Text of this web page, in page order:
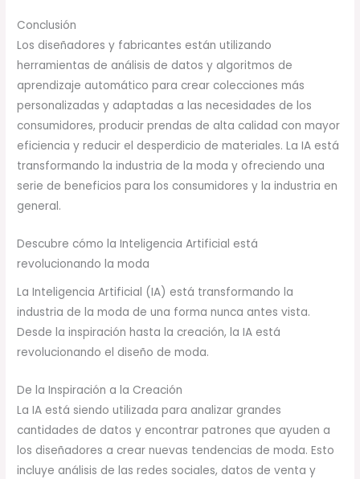
Conclusión
Los diseñadores y fabricantes están utilizando
herramientas de análisis de datos y algoritmos de
aprendizaje automático para crear colecciones más
personalizadas y adaptadas a las necesidades de los
consumidores, producir prendas de alta calidad con mayor
eficiencia y reducir el desperdicio de materiales. La IA está
transformando la industria de la moda y ofreciendo una
serie de beneficios para los consumidores y la industria en
general.
Descubre cómo la Inteligencia Artificial está
revolucionando la moda
La Inteligencia Artificial (IA) está transformando la
industria de la moda de una forma nunca antes vista.
Desde la inspiración hasta la creación, la IA está
revolucionando el diseño de moda.
De la Inspiración a la Creación
La IA está siendo utilizada para analizar grandes
cantidades de datos y encontrar patrones que ayuden a
los diseñadores a crear nuevas tendencias de moda. Esto
incluye análisis de las redes sociales, datos de venta y